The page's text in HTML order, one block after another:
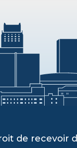
de recevoir